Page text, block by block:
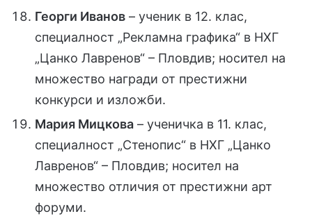
Георги Иванов – ученик в 12. клас,
специалност „Рекламна графика“ в НХГ
„Цанко Лавренов“ – Пловдив; носител на
множество награди от престижни
конкурси и изложби.
Мария Мицкова – ученичка в 11. клас,
специалност „Стенопис“ в НХГ „Цанко
Лавренов“ – Пловдив; носител на
множество отличия от престижни арт
форуми.